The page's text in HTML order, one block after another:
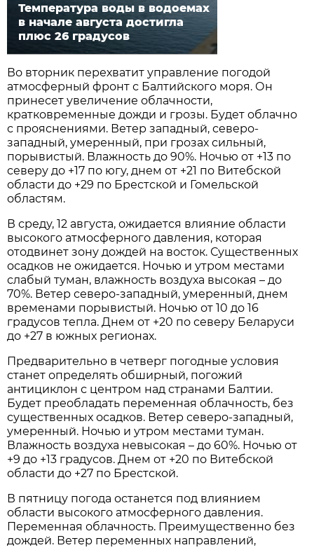
Температура воды в водоемах
в начале августа достигла
плюс 26 градусов
Во вторник перехватит управление погодой
атмосферный фронт с Балтийского моря. Он
принесет увеличение облачности,
кратковременные дожди и грозы. Будет облачно
с прояснениями. Ветер западный, северо-
западный, умеренный, при грозах сильный,
порывистый. Влажность до 90%. Ночью от +13 по
северу до +17 по югу, днем от +21 по Витебской
области до +29 по Брестской и Гомельской
областям.
В среду, 12 августа, ожидается влияние области
высокого атмосферного давления, которая
отодвинет зону дождей на восток. Существенных
осадков не ожидается. Ночью и утром местами
слабый туман, влажность воздуха высокая – до
70%. Ветер северо-западный, умеренный, днем
временами порывистый. Ночью от 10 до 16
градусов тепла. Днем от +20 по северу Беларуси
до +27 в южных регионах.
Предварительно в четверг погодные условия
станет определять обширный, погожий
антициклон с центром над странами Балтии.
Будет преобладать переменная облачность, без
существенных осадков. Ветер северо-западный,
умеренный. Ночью и утром местами туман.
Влажность воздуха невысокая – до 60%. Ночью от
+9 до +13 градусов. Днем от +20 по Витебской
области до +27 по Брестской.
В пятницу погода останется под влиянием
области высокого атмосферного давления.
Переменная облачность. Преимущественно без
дождей. Ветер переменных направлений,